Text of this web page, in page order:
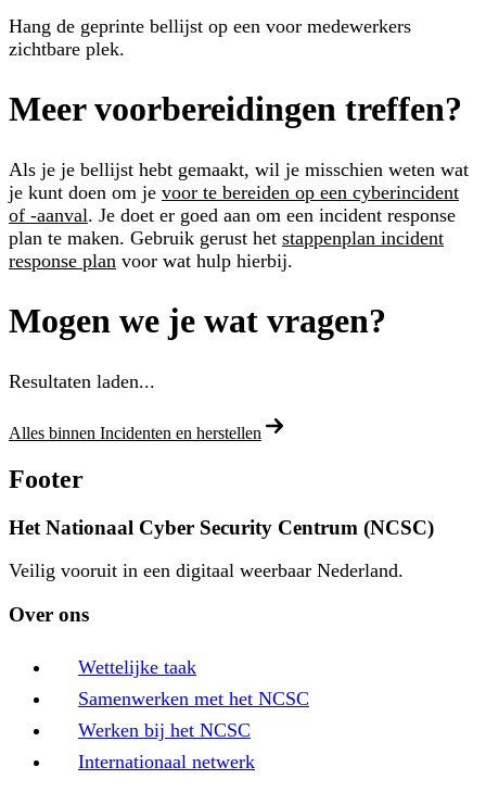
Hang de geprinte bellijst op een voor medewerkers
zichtbare plek.
Meer voorbereidingen treffen?
Als je je bellijst hebt gemaakt, wil je misschien weten wat
je kunt doen om je voor te bereiden op een cyberincident
of -aanval. Je doet er goed aan om een incident response
plan te maken. Gebruik gerust het stappenplan incident
response plan voor wat hulp hierbij.
Mogen we je wat vragen?
Resultaten laden...
Alles binnen Incidenten en herstellen
Footer
Het Nationaal Cyber Security Centrum (NCSC)
Veilig vooruit in een digitaal weerbaar Nederland.
Over ons
Wettelijke taak
Samenwerken met het NCSC
Werken bij het NCSC
Internationaal netwerk